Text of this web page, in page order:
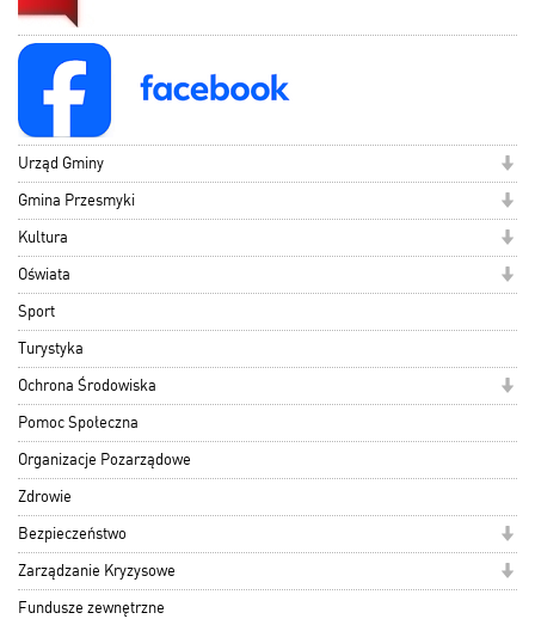
Urząd Gminy
Gmina Przesmyki
Kultura
Oświata
Sport
Turystyka
Ochrona Środowiska
Pomoc Społeczna
Organizacje Pozarządowe
Zdrowie
Bezpieczeństwo
Zarządzanie Kryzysowe
Fundusze zewnętrzne